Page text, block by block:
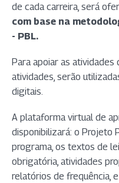
de cada carreira, será
com base na
- PBL.
Para apoiar as
atividades, serão
digitais.
A plataforma virtual de
disponibilizará: o Projeto
programa, os textos de
obrigatória, atividades
relatórios de frequência,